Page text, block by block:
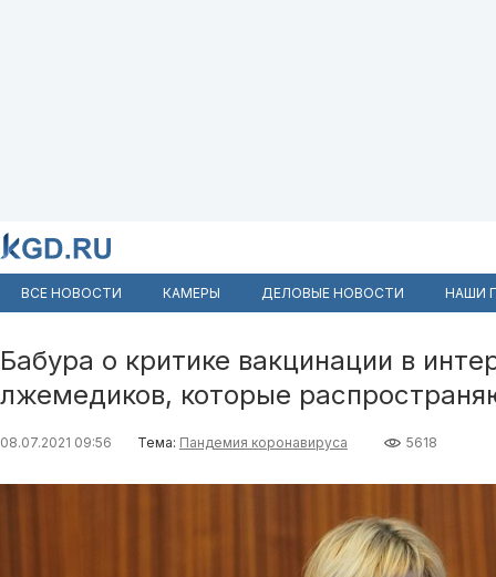
ВСЕ НОВОСТИ КАМЕРЫ ДЕЛОВЫЕ НОВОСТИ НАШИ
Бабура о критике вакцинации в
лжемедиков, которые
08.07.2021 09:56 Тема: Пандемия коронавируса 5618